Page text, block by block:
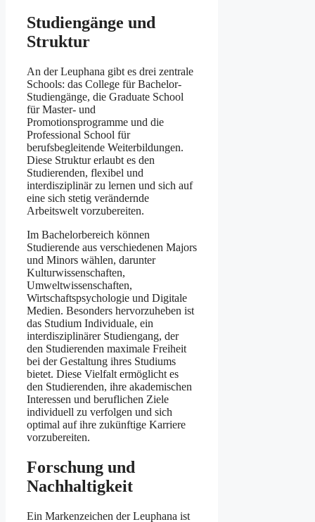
Studiengänge und
Struktur
An der Leuphana gibt es drei zentrale
Schools: das College für Bachelor-
Studiengänge, die Graduate School
für Master- und
Promotionsprogramme und die
Professional School für
berufsbegleitende Weiterbildungen.
Diese Struktur erlaubt es den
Studierenden, flexibel und
interdisziplinär zu lernen und sich auf
eine sich stetig verändernde
Arbeitswelt vorzubereiten.
Im Bachelorbereich können
Studierende aus verschiedenen Majors
und Minors wählen, darunter
Kulturwissenschaften,
Umweltwissenschaften,
Wirtschaftspsychologie und Digitale
Medien. Besonders hervorzuheben ist
das Studium Individuale, ein
interdisziplinärer Studiengang, der
den Studierenden maximale Freiheit
bei der Gestaltung ihres Studiums
bietet. Diese Vielfalt ermöglicht es
den Studierenden, ihre akademischen
Interessen und beruflichen Ziele
individuell zu verfolgen und sich
optimal auf ihre zukünftige Karriere
vorzubereiten​.
Forschung und
Nachhaltigkeit
Ein Markenzeichen der Leuphana ist